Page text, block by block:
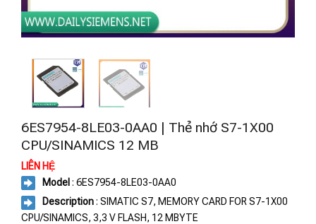
6ES7954-8LE03-0AA0 | Thẻ nhớ S7-1X00
CPU/SINAMICS 12 MB
LIÊN HỆ
Model : 6ES7954-8LE03-0AA0
Description: SIMATIC S7, MEMORY CARD FOR S7-1X00
CPU/SINAMICS, 3,3 V FLASH, 12 MBYTE